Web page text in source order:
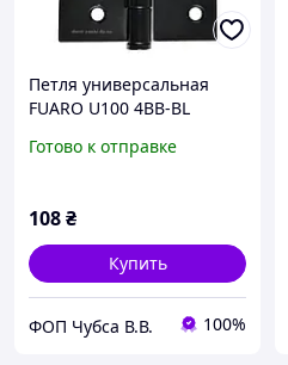
Петля универсальная
FUARO U100 4BB-BL
Готово к отправке
108₴
Купить
ФОП Чубса В.В. 100%